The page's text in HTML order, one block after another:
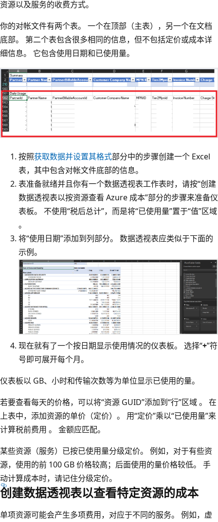
资源以及服务的收费方式。
你的对帐文件有两个表。 一个在顶部（主表），另一个在文档
底部。 第二个表包含很多相同的信息，但不包括定价或成本详
细信息。 它包含使用日期和已使用量。
按照获取数据并设置其格式部分中的步骤创建一个 Excel
表，其中包含对帐文件底部的信息。
表准备就绪并且你有一个数据透视表工作表时，请按“创建
数据透视表以按资源查看 Azure 成本”部分的步骤来准备仪
表板。 不使用“税后总计”，而是将“已使用量”置于“值”区域
。
将“使用日期”添加到列部分。 数据透视表应类似于下面的
示例。
现在就有了一个按日期显示使用情况的仪表板。 选择“+”符
号即可展开每个月。
仪表板以 GB、小时和传输次数等为单位显示已使用的量。
若要查看每天的价格，可以将“资源 GUID”添加到“行”区域 。 在
上表中，添加资源的单价（定价）。 用“定价”乘以“已使用量”来
计算税前费用 。 金额应匹配。
某些资源（服务）已按已使用量分级定价。 例如，对于有些资
源，使用的前 100 GB 价格较高；后面使用的量价格较低。 手
动计算成本时，请记住分级定价。
创建数据透视表以查看特定资源的成本
单项资源可能会产生多项费用，对应于不同的服务。 例如，虚